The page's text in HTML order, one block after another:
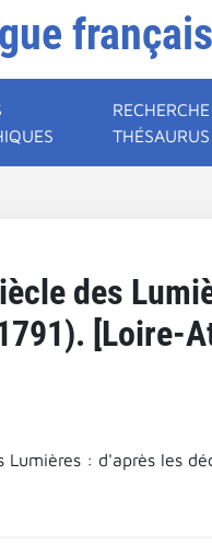
THÉSAURUS
des
[Loire-
: d'après les